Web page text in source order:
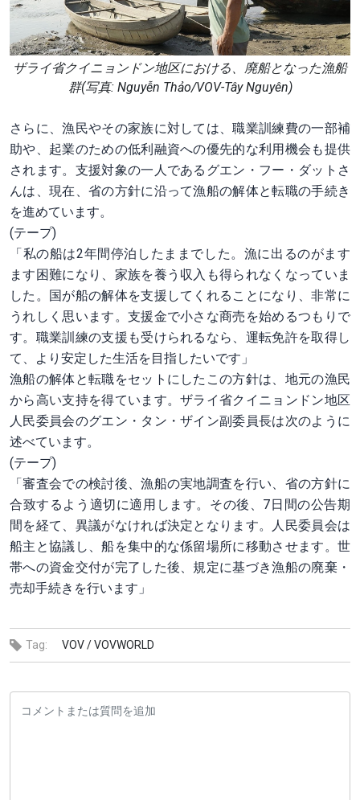
ザライ省クイニョンドン地区における、廃船となった漁船
群(写真: Nguyễn Thảo/VOV-Tây Nguyên)
さらに、漁民やその家族に対しては、職業訓練費の一部補
助や、起業のための低利融資への優先的な利用機会も提供
されます。支援対象の一人であるグエン・フー・ダットさ
んは、現在、省の方針に沿って漁船の解体と転職の手続き
を進めています。
(テープ)
「私の船は2年間停泊したままでした。漁に出るのがます
ます困難になり、家族を養う収入も得られなくなっていま
した。国が船の解体を支援してくれることになり、非常に
うれしく思います。支援金で小さな商売を始めるつもりで
す。職業訓練の支援も受けられるなら、運転免許を取得し
て、より安定した生活を目指したいです」
漁船の解体と転職をセットにしたこの方針は、地元の漁民
から高い支持を得ています。ザライ省クイニョンドン地区
人民委員会のグエン・タン・ザイン副委員長は次のように
述べています。
(テープ)
「審査会での検討後、漁船の実地調査を行い、省の方針に
合致するよう適切に適用します。その後、7日間の公告期
間を経て、異議がなければ決定となります。人民委員会は
船主と協議し、船を集中的な係留場所に移動させます。世
帯への資金交付が完了した後、規定に基づき漁船の廃棄・
売却手続きを行います」
Tag: VOV /VOVWORLD